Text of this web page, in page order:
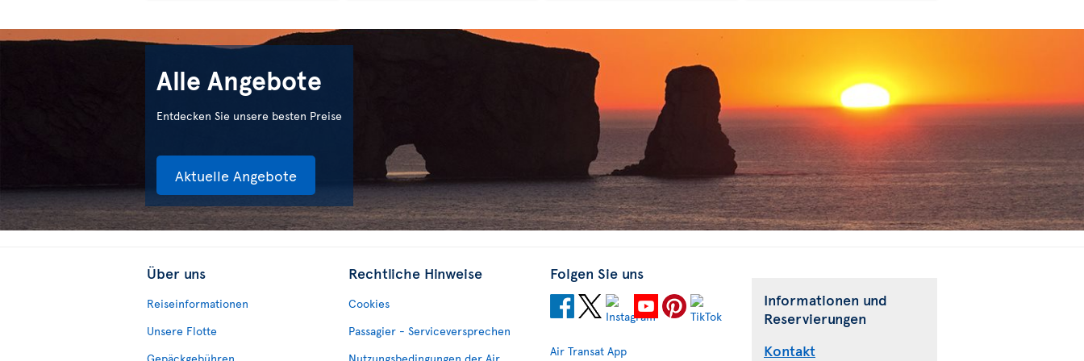
Alle Angebote
Entdecken Sie unsere besten Preise
Aktuelle Angebote
Über uns
Reiseinformationen
Unsere Flotte
Rechtliche Hinweise
Cookies
Passagier - Serviceversprechen
Folgen Sie uns
Air Transat App
Informationen und
Reservierungen
Kontakt